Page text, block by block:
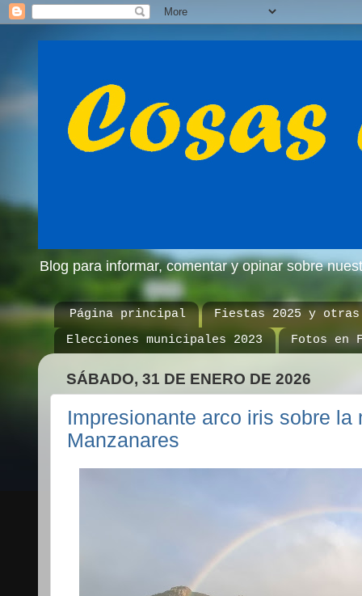
Blog para informar, comentar y opinar sobre
Página principal
Fiestas 2025 y otras
Elecciones municipales 2023
Fotos en
SÁBADO, 31 DE ENERO DE 2026
Impresionante arco iris sobre la
Manzanares